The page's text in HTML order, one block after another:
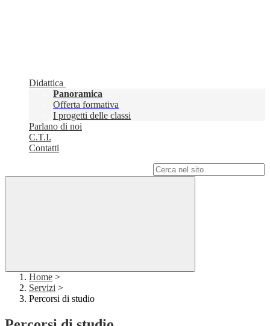
Didattica
Panoramica
Offerta formativa
I progetti delle classi
Parlano di noi
C.T.I.
Contatti
Home >
Servizi >
Percorsi di studio